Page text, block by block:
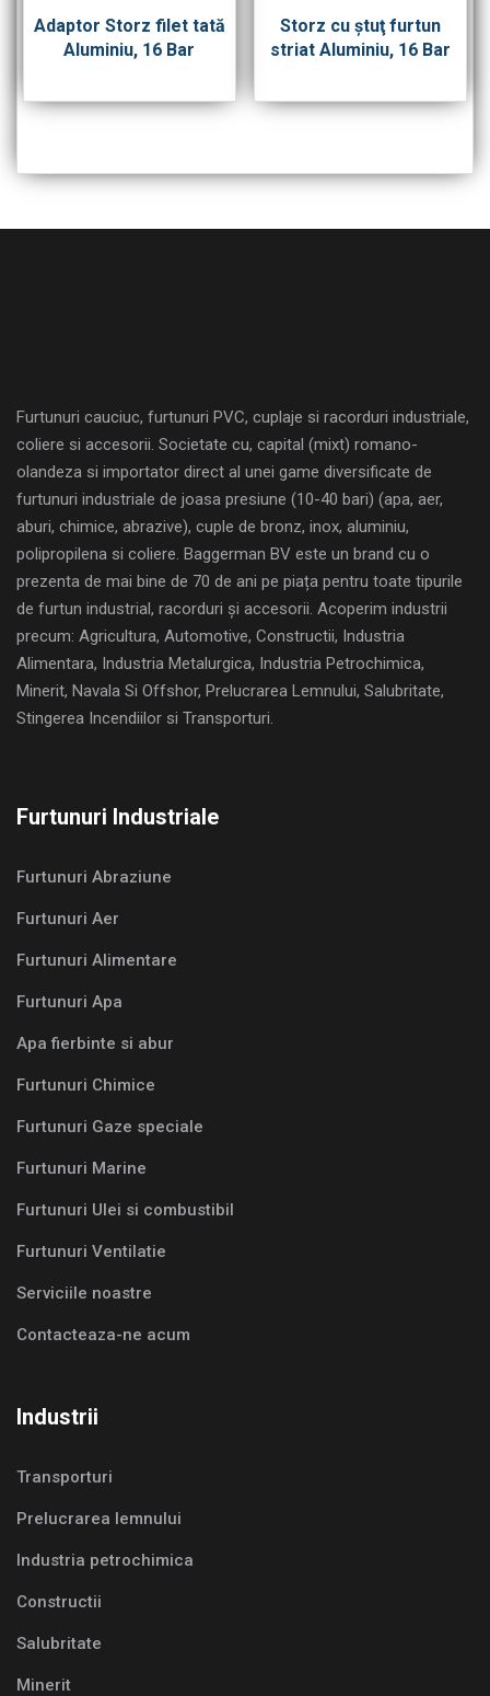
Adaptor Storz filet tată
Aluminiu, 16 Bar
Storz cu ştuţ furtun
striat Aluminiu, 16 Bar
Furtunuri cauciuc, furtunuri PVC, cuplaje si racorduri industriale,
coliere si accesorii. Societate cu, capital (mixt) romano-
olandeza si importator direct al unei game diversificate de
furtunuri industriale de joasa presiune (10-40 bari) (apa, aer,
aburi, chimice, abrazive), cuple de bronz, inox, aluminiu,
polipropilena si coliere. Baggerman BV este un brand cu o
prezenta de mai bine de 70 de ani pe piața pentru toate tipurile
de furtun industrial, racorduri și accesorii. Acoperim industrii
precum: Agricultura, Automotive, Constructii, Industria
Alimentara, Industria Metalurgica, Industria Petrochimica,
Minerit, Navala Si Offshor, Prelucrarea Lemnului, Salubritate,
Stingerea Incendiilor si Transporturi.
Furtunuri Industriale
Furtunuri Abraziune
Furtunuri Aer
Furtunuri Alimentare
Furtunuri Apa
Apa fierbinte si abur
Furtunuri Chimice
Furtunuri Gaze speciale
Furtunuri Marine
Furtunuri Ulei si combustibil
Furtunuri Ventilatie
Serviciile noastre
Contacteaza-ne acum
Industrii
Transporturi
Prelucrarea lemnului
Industria petrochimica
Constructii
Salubritate
Minerit